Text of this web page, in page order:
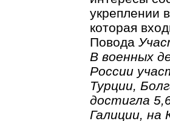
укреплении
которая
Повода
В военных
России
Турции,
достигла
Галиции, на